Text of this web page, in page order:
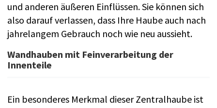
und anderen äußeren Einflüssen. Sie können sich
also darauf verlassen, dass Ihre Haube auch nach
jahrelangem Gebrauch noch wie neu aussieht.
Wandhauben mit Feinverarbeitung der
Innenteile
Ein besonderes Merkmal dieser Zentralhaube ist